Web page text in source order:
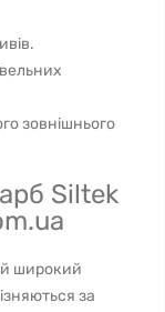
зовнішнього
Siltek
широкий
за